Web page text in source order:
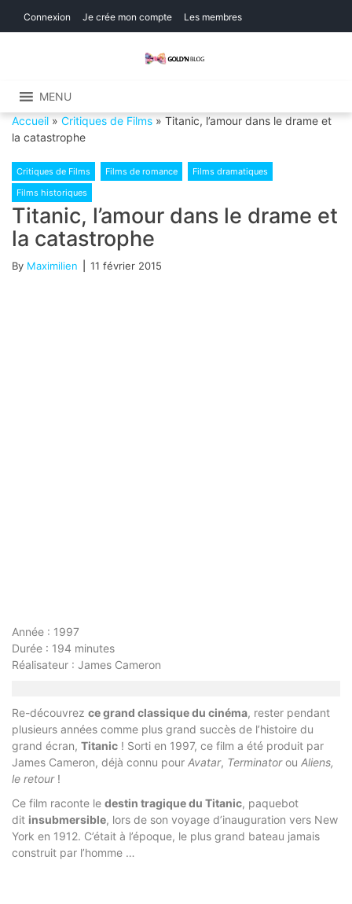
Connexion Je crée mon compte Les membres
MENU
Accueil » Critiques de Films » Titanic, l’amour dans le drame et
la catastrophe
Critiques de Films Films de romance
Films dramatiques
Films historiques
Titanic, l’amour dans le drame et
la catastrophe
By Maximilien 11 février 2015
Année : 1997
Durée : 194 minutes
Réalisateur : James Cameron
Re-découvrez ce grand classique du cinéma, rester pendant
plusieurs années comme plus grand succès de l’histoire du
grand écran, Titanic ! Sorti en 1997, ce film a été produit par
James Cameron, déjà connu pour Avatar, Terminatorou Aliens,
le retour!
Ce film raconte le destin tragique du Titanic, paquebot
dit insubmersible, lors de son voyage d’inauguration vers New
York en 1912. C’était à l’époque, le plus grand bateau jamais
construit par l’homme …